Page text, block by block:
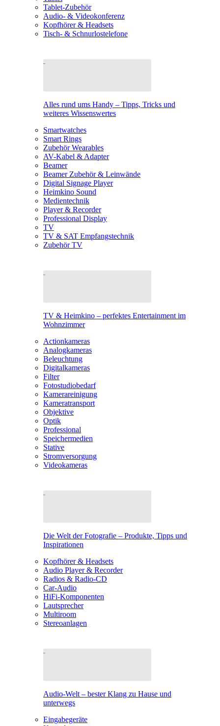
Tablet-Zubehör
Audio- & Videokonferenz
Kopfhörer & Headsets
Tisch- & Schnurlostelefone
Alles rund ums Handy – Tipps, Tricks und
weiteres Wissenswertes
Smartwatches
Smart Rings
Zubehör Wearables
AV-Kabel & Adapter
Beamer
Beamer Zubehör & Leinwände
Digital Signage Player
Heimkino Sound
Medientechnik
Player & Recorder
Professional Display
TV
TV & SAT Empfangstechnik
Zubehör TV
TV & Heimkino – perfektes Entertainment im
Wohnzimmer
Actionkameras
Analogkameras
Beleuchtung
Digitalkameras
Filter
Fotostudiobedarf
Kamerareinigung
Kameratransport
Objektive
Optik
Professional
Speichermedien
Stative
Stromversorgung
Videokameras
Die Welt der Fotografie – Produkte, Tipps und
Inspirationen
Kopfhörer & Headsets
Audio Player & Recorder
Radios & Radio-CD
Car-Audio
HiFi-Komponenten
Lautsprecher
Multiroom
Stereoanlagen
Audio-Welt – bester Klang zu Hause und
unterwegs
Eingabegeräte